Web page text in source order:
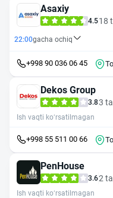
Asaxiy
4.518
22:00gacha ochiq
+998 90 036 06 45
Dekos Group
3.83
Ish vaqti ko‘rsatilmagan
+998 55 511 00 66
PenHouse
3.62
Ish vaqti ko‘rsatilmagan